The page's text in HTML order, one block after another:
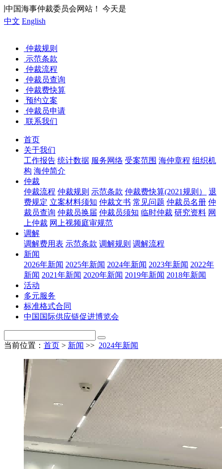
是
中文 English
仲裁规则
示范条款
仲裁流程
仲裁员查询
仲裁费快算
预约立案
仲裁员申请
联系我们
首页
关于我们
工作报告 统计数据 服务网络 受案范围 海仲章程 组织机
构 海仲简介
仲裁
仲裁流程 仲裁规则 示范条款 仲裁费快算(2021规则）
退
费规定 立案材料须知 仲裁文书 常见问题 仲裁员名册 仲
裁员查询 仲裁员换届 仲裁员须知 临时仲裁 研究资料 网
上仲裁 网上视频庭审规范
调解
调解费用表 示范条款 调解规则 调解流程
新闻
2026年新闻 2025年新闻 2024年新闻 2023年新闻 2022年
新闻 2021年新闻 2020年新闻 2019年新闻 2018年新闻
活动
多元服务
标准格式合同
中国国际供应链促进博览会
当前位置： 首页 > 新闻 >> 2024年新闻